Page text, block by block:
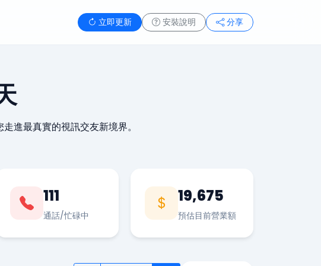
立即更新 安裝說明 分享
進最真實的視訊交友新境界。
111
通話/忙碌中
19,675
預估目前營業額